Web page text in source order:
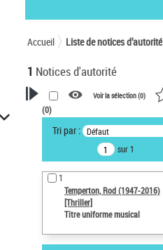
Accueil Liste de notices d’autorité
1 Notices d'autorité
VOTRE RECHERCHE
Recherche avancée dans les
notices d’autorité
Œuvres liées à l'auteur :
Temperton, Rod (1947-2016)
Auteur d’œuvre
Voir la sélection (0)
(0)
Tri par : Défaut
sur 1
1
Temperton, Rod (1947-2016)
[Thriller]
Titre uniforme musical